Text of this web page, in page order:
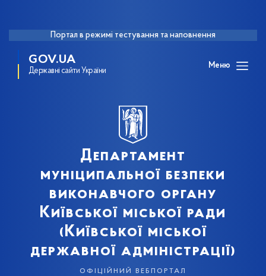
Портал в режимі тестування та наповнення
GOV.UA
Державні сайти України
Меню
Департамент
муніципальної безпеки
виконавчого органу
Київської міської ради
(Київської міської
державної адміністрації)
офіційний вебпортал